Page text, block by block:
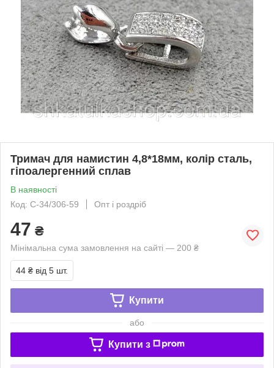
Тримач для намистин 4,8*18мм, колір сталь,
гіпоалергенний сплав
В наявності
Код: С-34/306-59
Опт і роздріб
47 ₴
Мінімальна сума замовлення на сайті — 200 ₴
44 ₴ від 5 шт.
Купити
або
Купити з